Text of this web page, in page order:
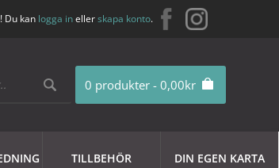
Du kan logga inellerskapa konto.
0 produkter - 0,00kr
TILLBEHÖR DIN EGEN KARTA